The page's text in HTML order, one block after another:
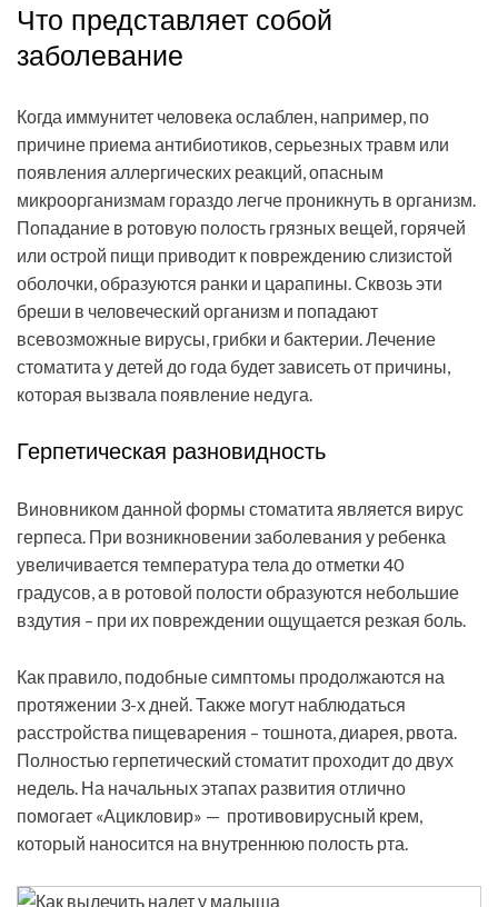
Что представляет собой
заболевание
Когда иммунитет человека ослаблен, например, по
причине приема антибиотиков, серьезных травм или
появления аллергических реакций, опасным
микроорганизмам гораздо легче проникнуть в организм.
Попадание в ротовую полость грязных вещей, горячей
или острой пищи приводит к повреждению слизистой
оболочки, образуются ранки и царапины. Сквозь эти
бреши в человеческий организм и попадают
всевозможные вирусы, грибки и бактерии. Лечение
стоматита у детей до года будет зависеть от причины,
которая вызвала появление недуга.
Герпетическая разновидность
Виновником данной формы стоматита является вирус
герпеса. При возникновении заболевания у ребенка
увеличивается температура тела до отметки 40
градусов, а в ротовой полости образуются небольшие
вздутия – при их повреждении ощущается резкая боль.
Как правило, подобные симптомы продолжаются на
протяжении 3-х дней. Также могут наблюдаться
расстройства пищеварения – тошнота, диарея, рвота.
Полностью герпетический стоматит проходит до двух
недель. На начальных этапах развития отлично
помогает «Ацикловир» — противовирусный крем,
который наносится на внутреннюю полость рта.